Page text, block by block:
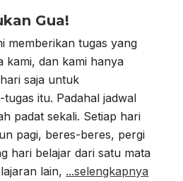
Gua!
memberikan tugas yang
kami, dan kami hanya
saja untuk
itu. Padahal jadwal
padat sekali. Setiap hari
pagi, beres-beres, pergi
hari belajar dari satu mata
lain, ...selengkapnya